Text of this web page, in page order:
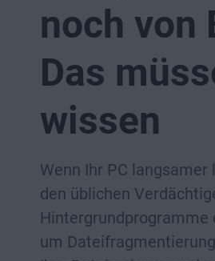
noch von
Das
wissen
Wenn Ihr PC
den üblichen
Hintergrundprogramme
um